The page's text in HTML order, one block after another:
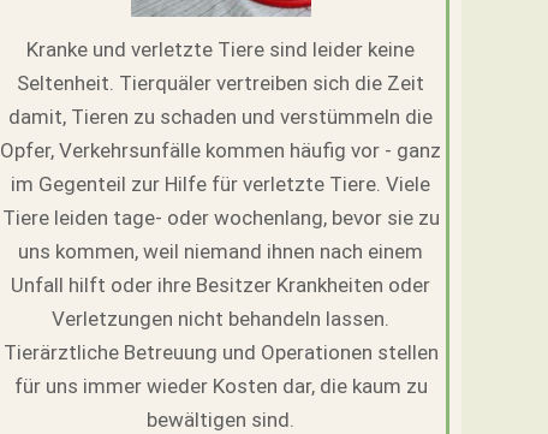
Kranke und verletzte Tiere sind leider keine
Seltenheit. Tierquäler vertreiben sich die Zeit
damit, Tieren zu schaden und verstümmeln die
Opfer, Verkehrsunfälle kommen häufig vor - ganz
im Gegenteil zur Hilfe für verletzte Tiere. Viele
Tiere leiden tage- oder wochenlang, bevor sie zu
uns kommen, weil niemand ihnen nach einem
Unfall hilft oder ihre Besitzer Krankheiten oder
Verletzungen nicht behandeln lassen.
Tierärztliche Betreuung und Operationen stellen
für uns immer wieder Kosten dar, die kaum zu
bewältigen sind.